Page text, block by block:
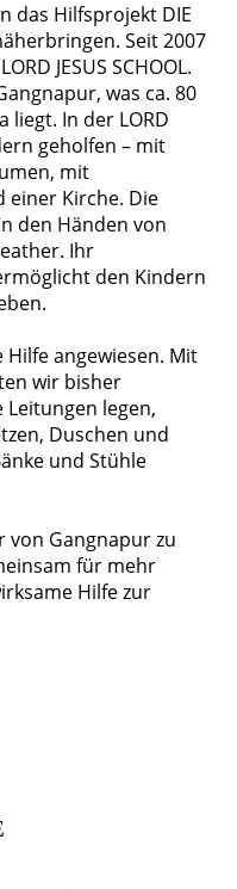
das Hilfsprojekt DIE
Seit 2007
JESUS SCHOOL.
was ca. 80
In der LORD
geholfen – mit
mit
einer Kirche. Die
den Händen von
Ihr
den Kindern
angewiesen. Mit
wir bisher
legen,
Duschen und
und Stühle
von Gangnapur zu
für mehr
Hilfe zur